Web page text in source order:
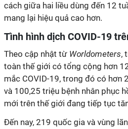
cách giữa hai liều dùng đến 12
mang lại hiệu quả cao hơn.
Tình hình dịch COVID-19
Theo cập nhật từ Worldometers,
toàn thế giới có tổng cộng hơn
mắc COVID-19, trong đó có hơn
và 100,25 triệu bệnh nhân phục
mới trên thế giới đang tiếp tục
Đến nay, 219 quốc gia và vùng